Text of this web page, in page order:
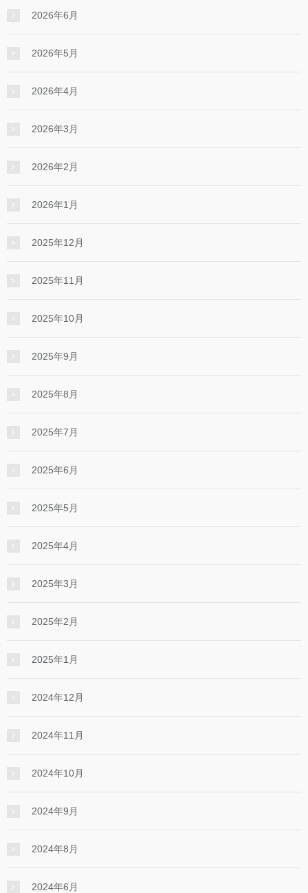
2026年6月
2026年5月
2026年4月
2026年3月
2026年2月
2026年1月
2025年12月
2025年11月
2025年10月
2025年9月
2025年8月
2025年7月
2025年6月
2025年5月
2025年4月
2025年3月
2025年2月
2025年1月
2024年12月
2024年11月
2024年10月
2024年9月
2024年8月
2024年6月